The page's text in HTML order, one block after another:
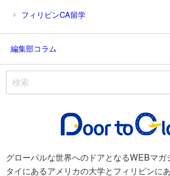
フィリピンCA留学
編集部コラム
グローバルな世界へのドアとなるWEBマガ
タイにあるアメリカの大学とフィリピンに